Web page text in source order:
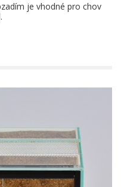
je vhodné pro chov